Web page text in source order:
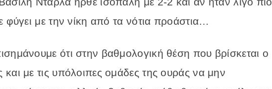
φύγει με την νίκη από τα νότια προάστια…
ότι στην βαθμολογική θέση που βρίσκεται ο
και με τις υπόλοιπες ομάδες της ουράς να μην